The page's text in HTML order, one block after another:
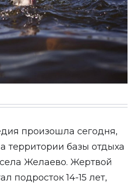
произошла сегодня,
территории базы отдыха
Желаево. Жертвой
подросток 14-15 лет,